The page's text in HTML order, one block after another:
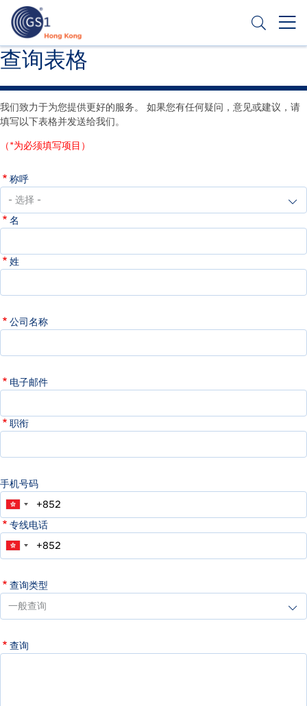
主
要
容
Header
Top
Second
Menu
查询表格
我们致力于为您提供更好的服务。 如果您有任何疑问，意见或建议，请
填写以下表格并发送给我们。
（*为必须填写项目）
称呼
名
姓
公司名称
电子邮件
职衔
手机号码
专线电话
查询类型
查询